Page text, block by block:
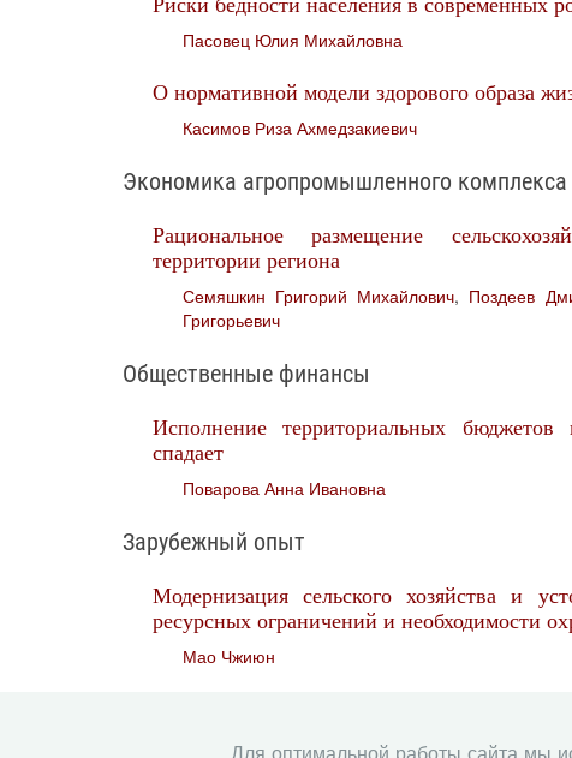
Пасовец Юлия Михайловна
О нормативной модели здорового образа
Касимов Риза Ахмедзакиевич
Экономика агропромышленного комплекса
Рациональное размещение
территории региона
Семяшкин Григорий Михайлович, Поздеев
Григорьевич
Общественные финансы
Исполнение территориальных
спадает
Поварова Анна Ивановна
Зарубежный опыт
Модернизация сельского хозяйства и
ресурсных ограничений и необходимости
Мао Чжиюн
Для оптимальной работы сайта мы